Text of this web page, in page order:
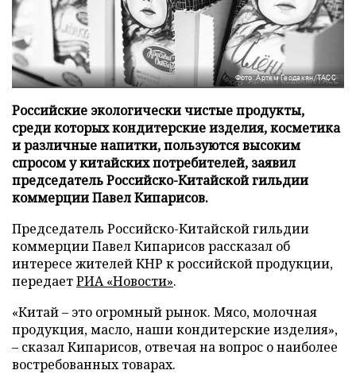
Фото: Артем Геодакян/ТАСС
Российские экологически чистые продукты,
среди которых кондитерские изделия, косметика
и различные напитки, пользуются высоким
спросом у китайских потребителей, заявил
председатель Российско-Китайской гильдии
коммерции Павел Кипарисов.
Председатель Российско-Китайской гильдии
коммерции Павел Кипарисов рассказал об
интересе жителей КНР к российской продукции,
передаетРИА «Новости».
«Китай – это огромный рынок. Мясо, молочная
продукция, масло, наши кондитерские изделия»,
– сказал Кипарисов, отвечая на вопрос о наиболее
востребованных товарах.